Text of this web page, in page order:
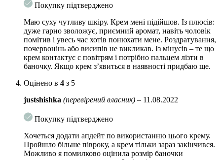
8 видів гіалуронової кислоти
утриманню вологи в шкірі. Утворюють захисний шар, який
не дає волозі випаруватися.
Гідролізований колаген відновлює структуру епідермісу
зсередини, зміцнює стінки клітин, покращує білковий
обмін. Підтримує матрикс шкіри, розгладжує зморшки і
зволожує шкіру і сприяє синтезу церамидів. За рахунок
розгладжуються, колір обличчя поліпшується.
Комплекс амінокислот зміцнює волокна епідермісу,
відновлює пошкоджені тканини, робить шкіру щільною і
пружною.
Покупку підтверджено
Маю суху чутливу шкіру. Крем мені підійшов. Із плюсів:
дуже гарно зволожує, приємний аромат, навіть чоловік
помітив і увесь час хотів понюхати мене. Роздратування,
почервонінь або висипів не викликав. Із мінусів – те що
крем контактує с повітрям і потрібно пальцем лізти в
баночку. Якщо крем з’явиться в наявності придбаю ще.
Оцінено в 4 з 5
justshishka (перевірений власник) – 11.08.2022
Покупку підтверджено
Хочеться додати апдейт по використанню цього крему.
Пройшло більше півроку, а крем тільки зараз закінчився.
Можливо я помилково оцінила розмір баночки